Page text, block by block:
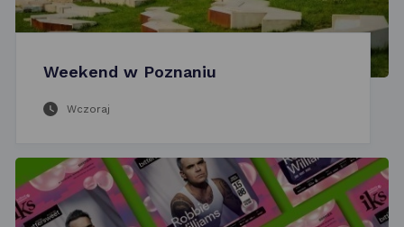
Weekend w Poznaniu
Wczoraj